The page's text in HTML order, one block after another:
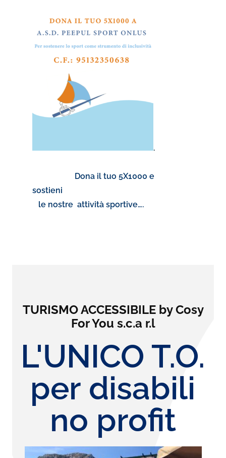
.
Dona il tuo 5X1000 e
sostieni
le nostre attività sportive….
TURISMO ACCESSIBILE by Cosy
For You s.c.a r.l
L'UNICO T.O.
per disabili
no profit